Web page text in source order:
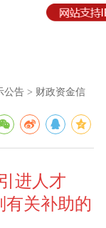
公告 > 财政资金信
进人才
有关补助的